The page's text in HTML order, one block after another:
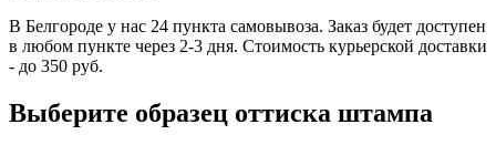
В Белгороде у нас 24 пункта самовывоза. Заказ будет доступен
в любом пункте через 2-3 дня. Стоимость курьерской доставки
- до 350 руб.
Выберите образец оттиска штампа